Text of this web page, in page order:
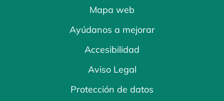
Mapa web
Ayúdanos a mejorar
Accesibilidad
Aviso Legal
Protección de datos